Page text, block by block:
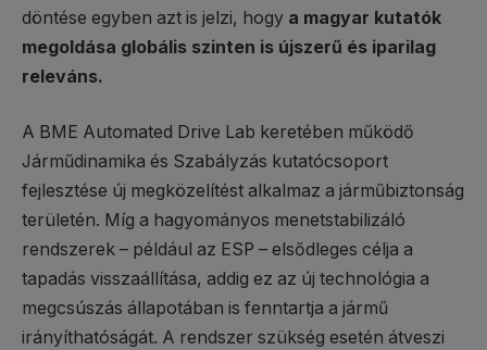
döntése egyben azt is jelzi, hogy a magyar kutatók
megoldása globális szinten is újszerű és iparilag
releváns.
A BME Automated Drive Lab keretében működő
Járműdinamika és Szabályzás kutatócsoport
fejlesztése új megközelítést alkalmaz a járműbiztonság
területén. Míg a hagyományos menetstabilizáló
rendszerek – például az ESP – elsődleges célja a
tapadás visszaállítása, addig ez az új technológia a
megcsúszás állapotában is fenntartja a jármű
irányíthatóságát. A rendszer szükség esetén átveszi